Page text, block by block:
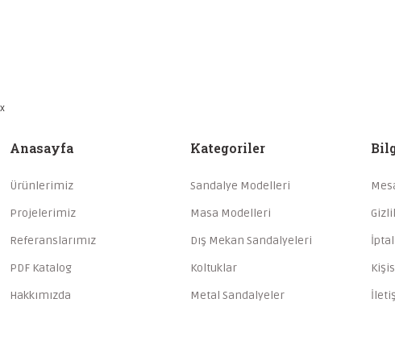
x
Anasayfa
Ürünlerimiz
Projelerimiz
Referanslarımız
PDF Katalog
Hakkımızda
Kategoriler
Sandalye Modelleri
Masa Modelleri
Dış Mekan Sandalyeleri
Koltuklar
Metal Sandalyeler